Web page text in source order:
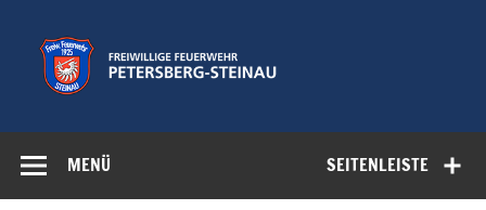
springen
Feuerwehr
Petersberg-
SEITENLEISTE
MENÜ